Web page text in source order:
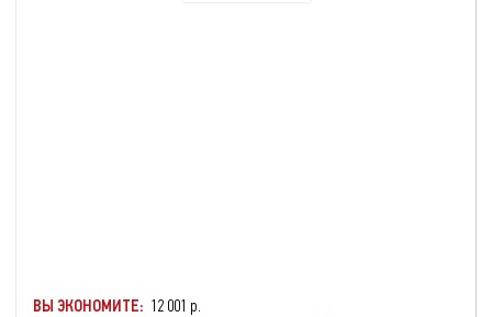
ВЫ ЭКОНОМИТЕ: 12 001 р.